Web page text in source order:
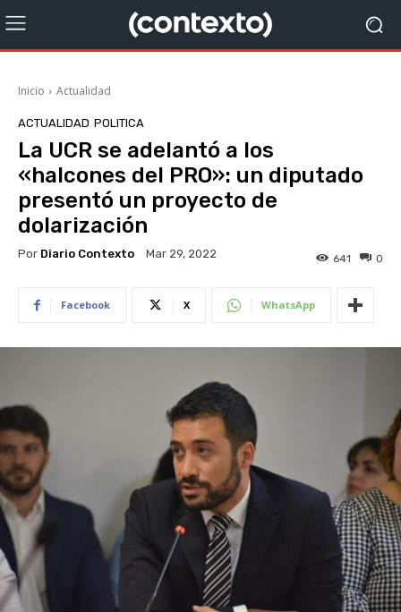
Inicio Actualidad
ACTUALIDAD POLITICA
La UCR se adelantó a los
«halcones del PRO»: un diputado
presentó un proyecto de
dolarización
Por Diario Contexto Mar 29, 2022 0
641
Facebook X WhatsApp